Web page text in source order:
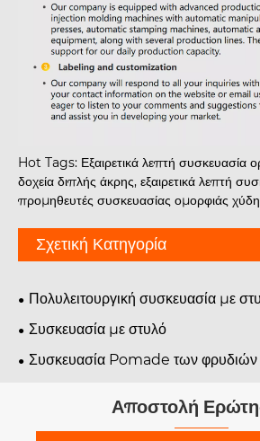
Hot Tags: Εξαιρετικά λεπτή συσκευασία
δοχεία διπλής άκρης, εξαιρετικά λεπτή
προμηθευτές συσκευασίας ομορφιάς
Σχετική Κατηγορία
Πολυλειτουργική συσκευασία με
Συσκευασία με στυλό
Συσκευασία Pomade των φρυδιών
Αποστολή